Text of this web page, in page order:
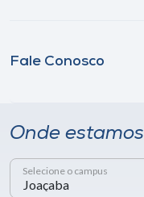
Fale Conosco
Onde estamos
Selecione o campus